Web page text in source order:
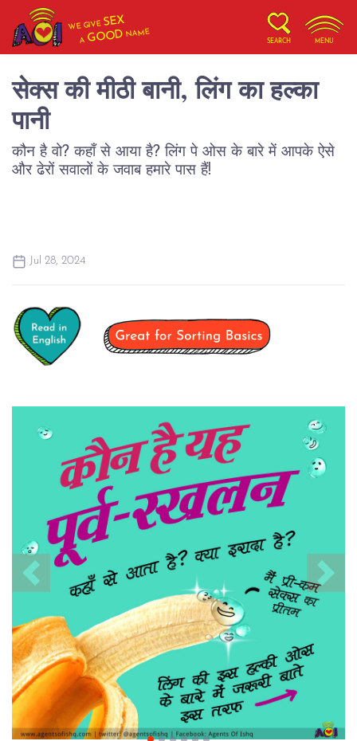
WE GIVESEX
AGOOD NAME
SEARCH MENU
सेक्स की मीठी बानी, लिंग का हल्का
पानी
कौन है वो? कहाँ से आया है? लिंग पे ओस के बारे में आपके ऐसे
और ढेरों सवालों के जवाब हमारे पास हैं!
Jul 28, 2024
Previous